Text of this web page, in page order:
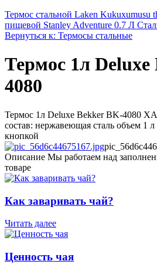
Термос стальной Laken Kukuxumusu
пищевой Stanley Adventure 0.7 Л
Вернуться к: Термосы стальные
Термос 1л
4080
Термос 1л Deluxe Bekker BK-
состав: нержавеющая сталь объем 1
кнопкой
Описание Мы работаем над
товаре
Как заваривать чай?
Читать далее
Ценность чая